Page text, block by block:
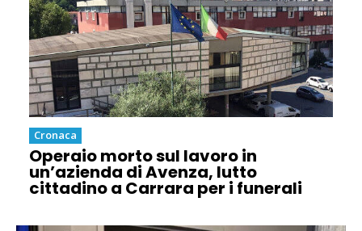
Cronaca
Operaio morto sul lavoro in
un’azienda di Avenza, lutto
cittadino a Carrara per i funerali